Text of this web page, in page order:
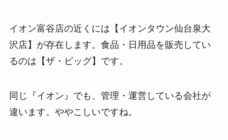
イオン富谷店の近くには【イオンタウン仙台泉大
沢店】が存在します。食品・日用品を販売してい
るのは【ザ・ビッグ】です。
同じ『イオン』でも、管理・運営している会社が
違います。ややこしいですね。